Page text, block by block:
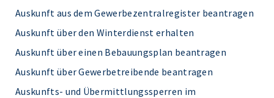
Auskunft aus dem Gewerbezentralregister beantragen
Auskunft über den Winterdienst erhalten
Auskunft über einen Bebauungsplan beantragen
Auskunft über Gewerbetreibende beantragen
Auskunfts- und Übermittlungssperren im